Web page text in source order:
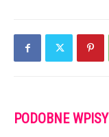
PODOBNE WPISY